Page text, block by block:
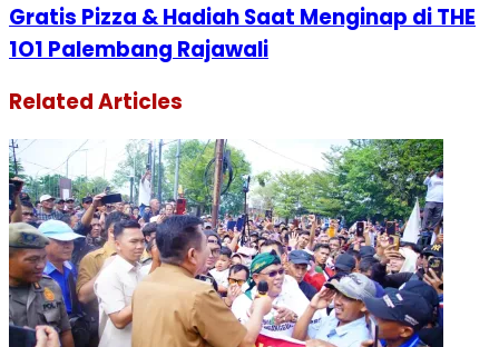
Gratis Pizza & Hadiah Saat Menginap di THE
1O1 Palembang Rajawali
Related Articles